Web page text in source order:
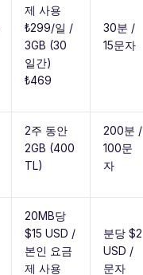
제 사용
₺299/일 /
3GB (30
일간)
₺469
30분 /
15문자
2주 동안
2GB (400
TL)
200분 /
100문
자
20MB당
$15 USD /
본인 요금
제 사용
분당 $2
USD /
문자